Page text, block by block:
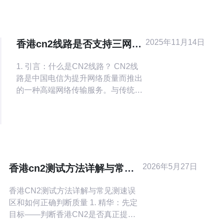
香港cn2线路是否支持三网互
1. 引言：什么是CN2线路？ CN2线
路是中国电信为提升网络质量而推出
的一种高端网络传输服务。与传统的
在香港，CN2线路的服务提供商包括
多家知名公司，例如香港电信、亚太
2025年11月14日
香港cn2测试方法详解与常见
香港CN2测试方法详解与常见测速误
区和如何正确判断质量 1. 精华：先定
目标——判断香港CN2是否真正提供
2026年5月27日